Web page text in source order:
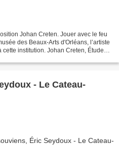
Johan Creten. Jouer avec le feu
des Beaux-Arts d'Orléans, l’artiste
institution. Johan Creten, Étude
- Le Cateau-